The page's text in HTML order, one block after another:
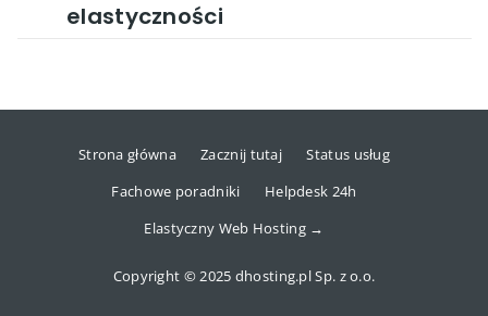
elastyczności
Strona główna Zacznij tutaj
Status usług
Fachowe poradniki
Helpdesk 24h
Elastyczny Web Hosting →
Copyright © 2025 dhosting.pl Sp. z o.o.